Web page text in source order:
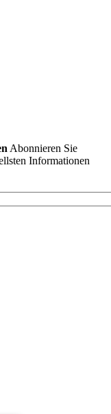
Abonnieren Sie
Informationen